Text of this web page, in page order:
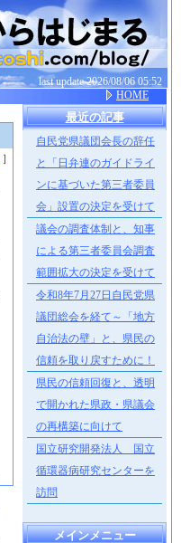
last update 2026/08/06 05:52
HOME
］
最近の記事
自民党県議団会長の辞任
と「日弁連のガイドライ
ンに基づいた第三者委員
会」設置の決定を受けて
議会の調査体制と、知事
による第三者委員会調査
範囲拡大の決定を受けて
令和8年7月27日自民党県
議団総会を経て～「地方
自治法の壁」と、県民の
信頼を取り戻すために！
県民の信頼回復と、透明
で開かれた県政・県議会
の再構築に向けて
国立研究開発法人 国立
循環器病研究センターを
訪問
メインメニュー